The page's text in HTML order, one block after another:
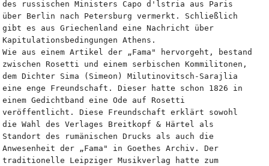
des russischen Ministers Capo d'lstria aus Paris
über Berlin nach Petersburg vermerkt. Schließlich
gibt es aus Griechenland eine Nachricht über
Kapitulationsbedingungen Athens.
Wie aus einem Artikel der „Fama" hervorgeht, bestand
zwischen Rosetti und einem serbischen Kommilitonen,
dem Dichter Sima (Simeon) Milutinovitsch-Sarajlia
eine enge Freundschaft. Dieser hatte schon 1826 in
einem Gedichtband eine Ode auf Rosetti
veröffentlicht. Diese Freundschaft erklärt sowohl
die Wahl des Verlages Breitkopf & Härtel als
Standort des rumänischen Drucks als auch die
Anwesenheit der „Fama" in Goethes Archiv. Der
traditionelle Leipziger Musikverlag hatte zum